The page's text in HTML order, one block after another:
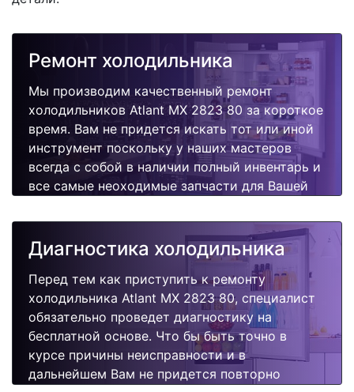
Ремонт холодильника
Мы производим качественный ремонт
холодильников Atlant MX 2823 80 за короткое
время. Вам не придется искать тот или иной
инструмент поскольку у наших мастеров
всегда с собой в наличии полный инвентарь и
все самые неоходимые запчасти для Вашей
качественно и недорого.
Диагностика холодильника
Перед тем как приступить к ремонту
холодильника Atlant MX 2823 80, специалист
обязательно проведет диагностику на
бесплатной основе. Что бы быть точно в
курсе причины неисправности и в
дальнейшем Вам не придется повторно